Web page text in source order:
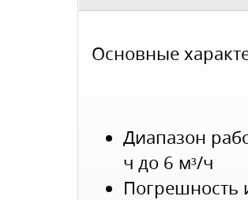
Основные
Диапазон
ч до 6 м³/ч
Погрешность